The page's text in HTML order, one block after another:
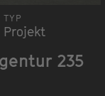
TYP
Projekt
235